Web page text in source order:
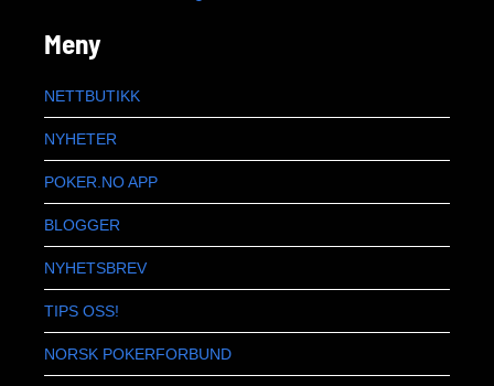
Meny
NETTBUTIKK
NYHETER
POKER.NO APP
BLOGGER
NYHETSBREV
TIPS OSS!
NORSK POKERFORBUND